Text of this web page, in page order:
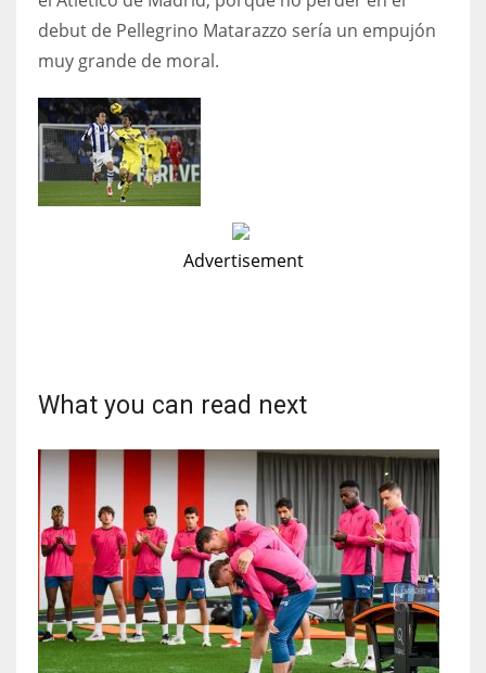
debut de Pellegrino Matarazzo sería un empujón
muy grande de moral.
Advertisement
What you can read next